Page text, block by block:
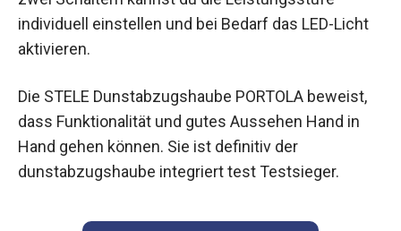
individuell einstellen und bei Bedarf das LED-Licht
aktivieren.
Die STELE Dunstabzugshaube PORTOLA beweist,
dass Funktionalität und gutes Aussehen Hand in
Hand gehen können. Sie ist definitiv der
dunstabzugshaube integriert test Testsieger.